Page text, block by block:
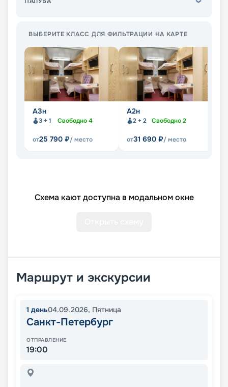
ВЫБЕРИТЕ КЛАСС ДЛЯ ФИЛЬТРАЦИИ НА КАРТЕ
А3н
3 + 1 Свободно4
от25 790 ₽/ место
А2н
2 + 2 Свободно2
от31 690 ₽/ место
Схема кают доступна в модальном окне
Маршрут и экскурсии
1 день04.09.2026, Пятница
Санкт-Петербург
ОТПРАВЛЕНИЕ
19:00